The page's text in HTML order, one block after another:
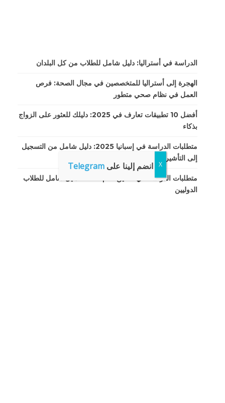
الدراسة في أستراليا: دليل شامل للطلاب من كل البلدان
الهجرة إلى أستراليا للمتخصصين في مجال الصحة: فرص
العمل في نظام صحي متطور
أفضل 10 تطبيقات تعارف في 2025: دليلك للعثور على الزواج
بذكاء
متطلبات الدراسة في إسبانيا 2025: دليل شامل من التسجيل
إلى التأشيرة والإقامة
متطلبات الدراسة في الصين لعام 2025: دليل شامل للطلاب
الدوليين
انضم إلينا على Telegram